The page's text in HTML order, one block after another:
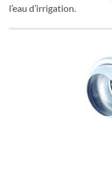
l’eau d’irrigation.